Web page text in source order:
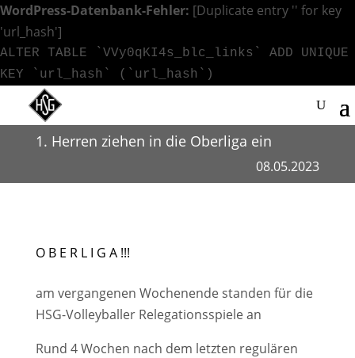
WordPress-Datenbank-Fehler: [Duplicate entry '' for key
'url_hash']
ALTER TABLE `VVy0qKI4s_blc_links` ADD UNIQUE
KEY `url_hash` (`url_hash`)
1. Herren ziehen in die Oberliga ein
08.05.2023
O B E R L I G A !!!
am vergangenen Wochenende standen für die
HSG-Volleyballer Relegationsspiele an
Rund 4 Wochen nach dem letzten regulären